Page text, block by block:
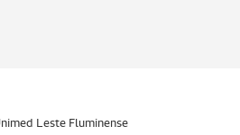
Leste Fluminense